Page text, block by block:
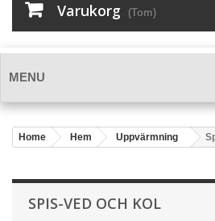
Varukorg (Tom)
MENU
Home Hem Uppvärmning
SPIS-VED OCH KOL